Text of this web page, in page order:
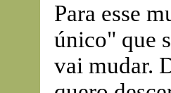
Para esse
único" que
vai mudar.